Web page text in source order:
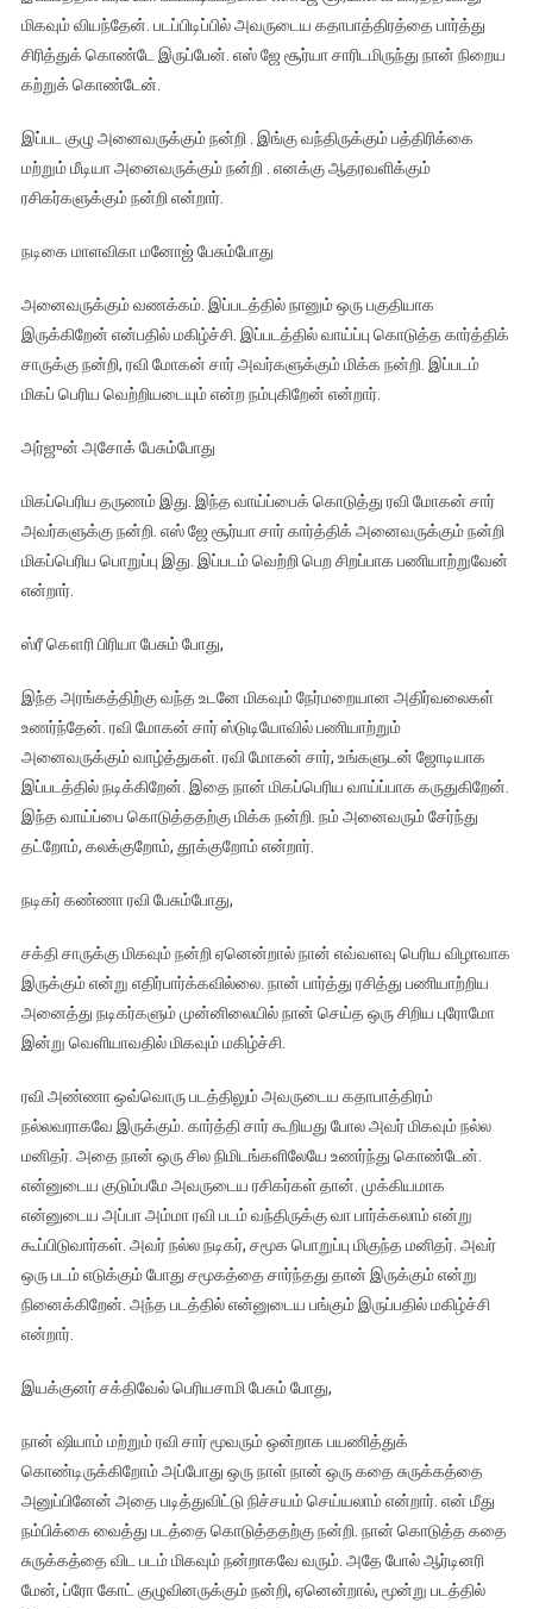
மிகவும் வியந்தேன். படப்பிடிப்பில் அவருடைய கதாபாத்திரத்தை பார்த்து
சிரித்துக் கொண்டே இருப்பேன். எஸ் ஜே சூர்யா சாரிடமிருந்து நான் நிறைய
கற்றுக் கொண்டேன்.
இப்பட குழு அனைவருக்கும் நன்றி . இங்கு வந்திருக்கும் பத்திரிக்கை
மற்றும் மீடியா அனைவருக்கும் நன்றி . எனக்கு ஆதரவளிக்கும்
ரசிகர்களுக்கும் நன்றி என்றார்.
நடிகை மாளவிகா மனோஜ் பேசும்போது
அனைவருக்கும் வணக்கம். இப்படத்தில் நானும் ஒரு பகுதியாக
இருக்கிறேன் என்பதில் மகிழ்ச்சி. இப்படத்தில் வாய்ப்பு கொடுத்த கார்த்திக்
சாருக்கு நன்றி, ரவி மோகன் சார் அவர்களுக்கும் மிக்க நன்றி. இப்படம்
மிகப் பெரிய வெற்றியடையும் என்ற நம்புகிறேன் என்றார்.
அர்ஜுன் அசோக் பேசும்போது
மிகப்பெரிய தருணம் இது. இந்த வாய்ப்பைக் கொடுத்து ரவி மோகன் சார்
அவர்களுக்கு நன்றி. எஸ் ஜே சூர்யா சார் கார்த்திக் அனைவருக்கும் நன்றி
மிகப்பெரிய பொறுப்பு இது. இப்படம் வெற்றி பெற சிறப்பாக பணியாற்றுவேன்
என்றார்.
ஸ்ரீ கௌரி பிரியா பேசும் போது,
இந்த அரங்கத்திற்கு வந்த உடனே மிகவும் நேர்மறையான அதிர்வலைகள்
உணர்ந்தேன். ரவி மோகன் சார் ஸ்டுடியோவில் பணியாற்றும்
அனைவருக்கும் வாழ்த்துகள். ரவி மோகன் சார், உங்களுடன் ஜோடியாக
இப்படத்தில் நடிக்கிறேன். இதை நான் மிகப்பெரிய வாய்ப்பாக கருதுகிறேன்.
இந்த வாய்ப்பை கொடுத்ததற்கு மிக்க நன்றி. நம் அனைவரும் சேர்ந்து
தட்றோம், கலக்குறோம், தூக்குறோம் என்றார்.
நடிகர் கண்ணா ரவி பேசும்போது,
சக்தி சாருக்கு மிகவும் நன்றி ஏனென்றால் நான் எவ்வளவு பெரிய விழாவாக
இருக்கும் என்று எதிர்பார்க்கவில்லை. நான் பார்த்து ரசித்து பணியாற்றிய
அனைத்து நடிகர்களும் முன்னிலையில் நான் செய்த ஒரு சிறிய புரோமோ
இன்று வெளியாவதில் மிகவும் மகிழ்ச்சி.
ரவி அண்ணா ஒவ்வொரு படத்திலும் அவருடைய கதாபாத்திரம்
நல்லவராகவே இருக்கும். கார்த்தி சார் கூறியது போல அவர் மிகவும் நல்ல
மனிதர். அதை நான் ஒரு சில நிமிடங்களிலேயே உணர்ந்து கொண்டேன்.
என்னுடைய குடும்பமே அவருடைய ரசிகர்கள் தான். முக்கியமாக
என்னுடைய அப்பா அம்மா ரவி படம் வந்திருக்கு வா பார்க்கலாம் என்று
கூப்பிடுவார்கள். அவர் நல்ல நடிகர், சமூக பொறுப்பு மிகுந்த மனிதர். அவர்
ஒரு படம் எடுக்கும் போது சமூகத்தை சார்ந்தது தான் இருக்கும் என்று
நினைக்கிறேன். அந்த படத்தில் என்னுடைய பங்கும் இருப்பதில் மகிழ்ச்சி
என்றார்.
இயக்குனர் சக்திவேல் பெரியசாமி பேசும் போது,
நான் ஷியாம் மற்றும் ரவி சார் மூவரும் ஒன்றாக பயணித்துக்
கொண்டிருக்கிறோம் அப்போது ஒரு நாள் நான் ஒரு கதை சுருக்கத்தை
அனுப்பினேன் அதை படித்துவிட்டு நிச்சயம் செய்யலாம் என்றார். என் மீது
நம்பிக்கை வைத்து படத்தை கொடுத்ததற்கு நன்றி. நான் கொடுத்த கதை
சுருக்கத்தை விட படம் மிகவும் நன்றாகவே வரும். அதே போல் ஆர்டினரி
மேன், ப்ரோ கோட் குழுவினருக்கும் நன்றி, ஏனென்றால், மூன்று படத்தில்